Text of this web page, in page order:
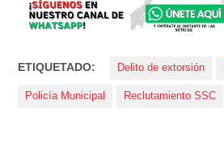
ETIQUETADO: Delito de extorsión
Policía Municipal Reclutamiento SSC